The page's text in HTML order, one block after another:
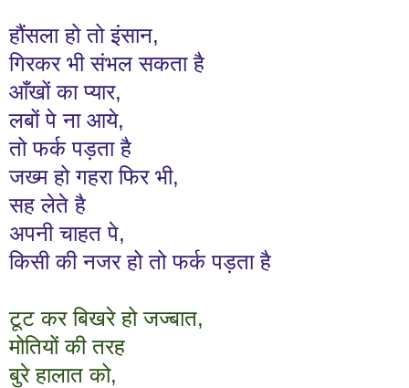
हौंसला हो तो इंसान,
गिरकर भी संभल सकता है
आँखों का प्यार,
लबों पे ना आये,
तो फर्क पड़ता है
जख्म हो गहरा फिर भी,
सह लेते है
अपनी चाहत पे,
किसी की नजर हो तो फर्क पड़ता है
टूट कर बिखरे हो जज्बात,
मोतियों की तरह
बुरे हालात को,